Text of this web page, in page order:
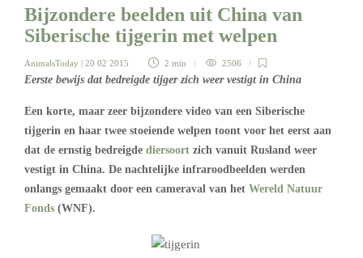
Bijzondere beelden uit China van
Siberische tijgerin met welpen
AnimalsToday | 20 02 2015 2 min 2506
Eerste bewijs dat bedreigde tijger zich weer vestigt in China
Een korte, maar zeer bijzondere video van een Siberische
tijgerin en haar twee stoeiende welpen toont voor het eerst aan
dat de ernstig bedreigde diersoort zich vanuit Rusland weer
vestigt in China. De nachtelijke infraroodbeelden werden
onlangs gemaakt door een cameraval van het Wereld Natuur
Fonds (WNF).